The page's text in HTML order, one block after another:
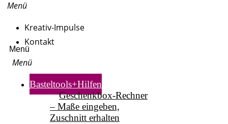
Kreativ-Impulse
Kontakt
Menü
Basteltools+Hilfen
Geschenkbox-Rechner
– Maße eingeben,
Zuschnitt erhalten